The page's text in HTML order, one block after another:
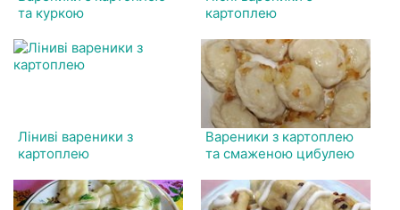
та куркою
картоплею
Ліниві вареники з
картоплею
Вареники з картоплею
та смаженою цибулею